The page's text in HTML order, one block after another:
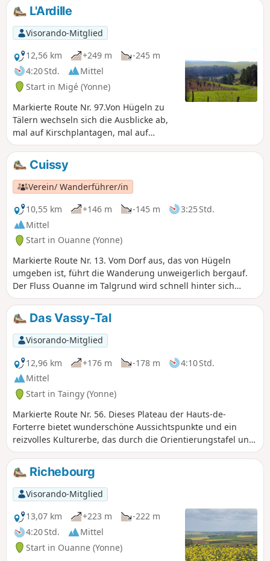
L'Ardille
Visorando-Mitglied
12,56 km
+249 m
-245 m
4:20 Std.
Mittel
Start in Migé (Yonne)
Markierte Route Nr. 97.Von Hügeln zu
Tälern wechseln sich die Ausblicke ab,
mal auf Kirschplantagen, mal auf
Weinberge und die Hochebenen der
Yonne. Im Frühling und Herbst bieten
sich wunderschöne Farbnuancen.
Cuissy
Verein/ Wanderführer/in
10,55 km
+146 m -145 m
3:25 Std.
Mittel
Start in Ouanne (Yonne)
Markierte Route Nr. 13. Vom Dorf aus, das von Hügeln
umgeben ist, führt die Wanderung unweigerlich bergauf.
Der Fluss Ouanne im Talgrund wird schnell hinter sich
gelassen, um Ruinen zu entdecken: Kapelle, alte Mühlen
und Waschhäuser.
Das Vassy-Tal
Visorando-Mitglied
12,96 km
+176 m -178 m
4:10 Std.
Mittel
Start in Taingy (Yonne)
Markierte Route Nr. 56. Dieses Plateau der Hauts-de-
Forterre bietet wunderschöne Aussichtspunkte und ein
reizvolles Kulturerbe, das durch die Orientierungstafel und
den Rundgang zu den Schildern der alten
Handwerksberufe, die im Dorf verteilt sind, besonders gut
zur Geltung kommt.
Richebourg
Visorando-Mitglied
13,07 km
+223 m
-222 m
4:20 Std.
Mittel
Start in Ouanne (Yonne)